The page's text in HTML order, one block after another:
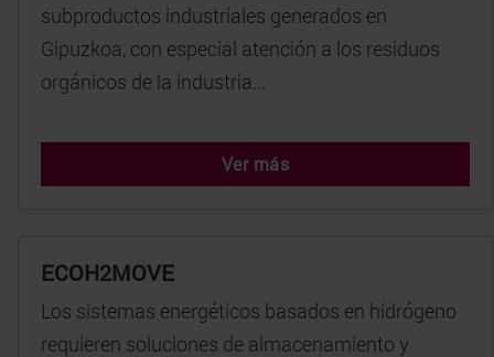
subproductos industriales generados en
Gipuzkoa, con especial atención a los residuos
orgánicos de la industria...
Ver más
ECOH2MOVE
Los sistemas energéticos basados en hidrógeno
requieren soluciones de almacenamiento y